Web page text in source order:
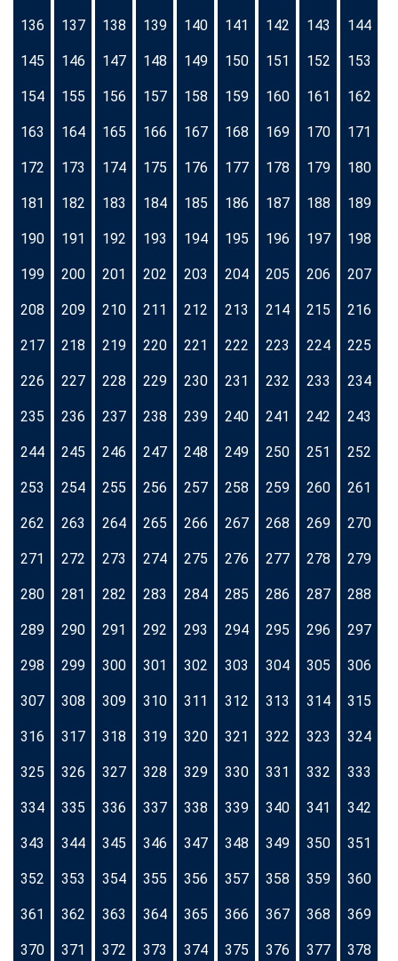
136 137 138 139 140 141 142 143 144
145 146 147 148 149 150 151 152 153
154 155 156 157 158 159 160 161 162
163 164 165 166 167 168 169 170 171
172 173 174 175 176 177 178 179 180
181 182 183 184 185 186 187 188 189
190 191 192 193 194 195 196 197 198
199 200 201 202 203 204 205 206 207
208 209 210 211 212 213 214 215 216
217 218 219 220 221 222 223 224 225
226 227 228 229 230 231 232 233 234
235 236 237 238 239 240 241 242 243
244 245 246 247 248 249 250 251 252
253 254 255 256 257 258 259 260 261
262 263 264 265 266 267 268 269 270
271 272 273 274 275 276 277 278 279
280 281 282 283 284 285 286 287 288
289 290 291 292 293 294 295 296 297
298 299 300 301 302 303 304 305 306
307 308 309 310 311 312 313 314 315
316 317 318 319 320 321 322 323 324
325 326 327 328 329 330 331 332 333
334 335 336 337 338 339 340 341 342
343 344 345 346 347 348 349 350 351
352 353 354 355 356 357 358 359 360
361 362 363 364 365 366 367 368 369
370 371 372 373 374 375 376 377 378